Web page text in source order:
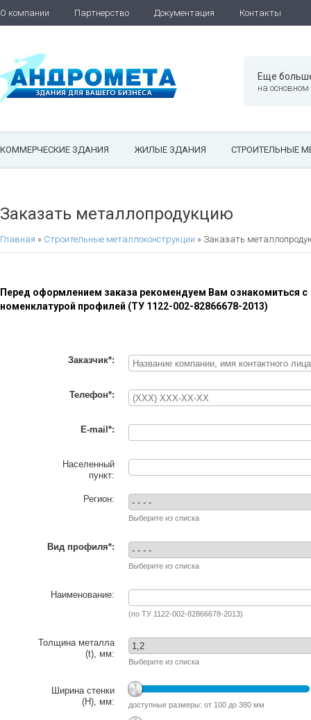
О компании Партнерство Документация Контакты
Еще
на
КОММЕРЧЕСКИЕ ЗДАНИЯ ЖИЛЫЕ ЗДАНИЯ СТРОИТЕЛЬНЫЕ
Заказать металлопродукцию
Главная » Строительные металлоконструкции » Заказать
Перед оформлением заказа рекомендуем Вам ознакомиться с
номенклатурой профилей (ТУ 1122-002-82866678-2013)
Заказчик*:
Телефон*:
E-mail*:
Населенный
пункт:
Регион:
Выберите из списка
Вид профиля*:
Выберите из списка
Наименование:
(по ТУ 1122-002-82866678-2013)
Толщина металла
(t), мм:
Выберите из списка
Ширина стенки
(H), мм:
доступные размеры: от 100 до 380 мм